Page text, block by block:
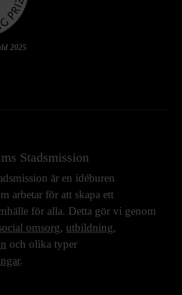
2025
Stadsmission
är en idéburen
arbetar för att skapa ett
för alla. Detta gör vi genom
omsorg, utbildning,
och olika typer
.